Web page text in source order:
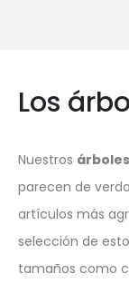
Los
Nuestros
parecen de
artículos más
selección de
tamaños como